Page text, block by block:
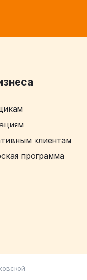
клиентам
программа